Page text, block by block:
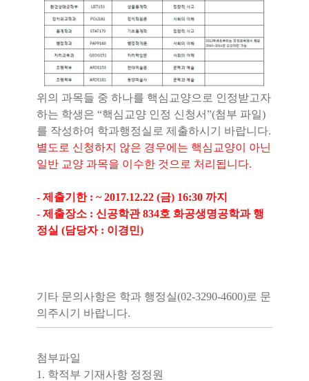
위의 과목들 중 하나를 핵심교양으로 인정받고자
하는 학생은 “핵심교양 인정 신청서”(첨부 파일)
를 작성하여 학과행정실로 제출하시기 바랍니다.
별도로 신청하지 않은 경우에는 핵심교양이 아닌
일반 교양 과목을 이수한 것으로 처리됩니다.
- 제출기한 : ~ 2017.12.22 (금) 16:30 까지
- 제출장소 : 신공학관834호 화공생명공학과 행
정실 (담당자 : 이경민)
기타 문의사항은 학과 행정실(02-3290-4600)로 문
의주시기 바랍니다.
첨부파일
1. 학적부 기재사항 정정원